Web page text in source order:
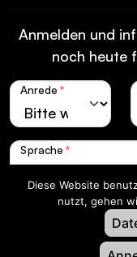
Anmelden und
noch heute
Anrede *
Sprache *
Diese Website
nutzt, gehen